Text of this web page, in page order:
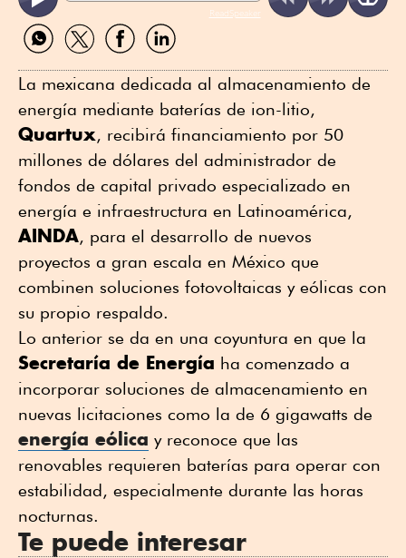
ReadSpeaker
Compartir
por
Compartir
por
Compartir
por
Compartir
por
La mexicana dedicada al almacenamiento de
energía mediante baterías de ion-litio,
Quartux, recibirá financiamiento por 50
millones de dólares del administrador de
fondos de capital privado especializado en
energía e infraestructura en Latinoamérica,
AINDA, para el desarrollo de nuevos
proyectos a gran escala en México que
combinen soluciones fotovoltaicas y eólicas con
su propio respaldo.
Lo anterior se da en una coyuntura en que la
Secretaría de Energía ha comenzado a
incorporar soluciones de almacenamiento en
nuevas licitaciones como la de 6 gigawatts de
energía eólica y reconoce que las
renovables requieren baterías para operar con
estabilidad, especialmente durante las horas
nocturnas.
Te puede interesar